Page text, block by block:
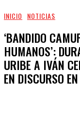
INICIO NOTICIAS
‘BANDIDO
HUMANOS’:
URIBE A IVÁN
EN DISCURSO